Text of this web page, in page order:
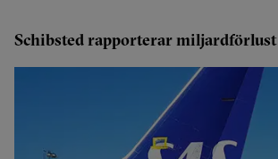
Schibsted rapporterar miljardförlust